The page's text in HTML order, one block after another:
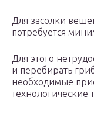
Для засолки
потребуется
Для этого
и перебирать
необходимые
технологические